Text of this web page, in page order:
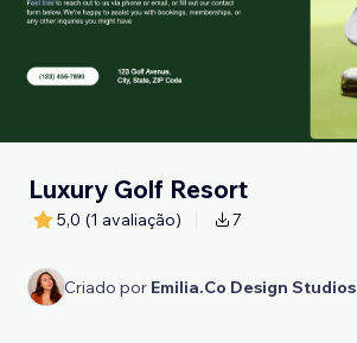
Luxury Golf Resort
5,0 (1 avaliação) 7
Criado por Emilia.Co Design Studios